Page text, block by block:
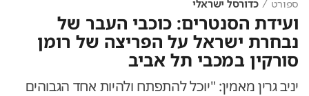
ספורט כדורסל ישראלי
ועידת הסנטרים: כוכבי העבר של
נבחרת ישראל על הפריצה של רומן
סורקין במכבי תל אביב
יניב גרין מאמין: "יוכל להתפתח ולהיות אחד הגבוהים